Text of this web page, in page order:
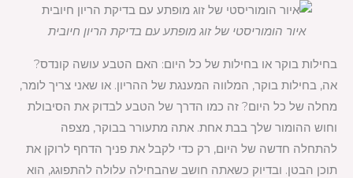
איור הומוריסטי של זוג מופתע עם בדיקת הריון חיובית
בחילות בוקר או בחילות של כל היום: האם הטבע עושה קונדס?
אה, בחילות בוקר, המלווה המענגת של ההריון. או שאני צריך לומר,
מחלה של כל היום? זה כמו הדרך של הטבע לבדוק את הסיבולת
וחוש ההומור שלך בבת אחת. אתה מתעורר בבוקר, מצפה
להתחלה חדשה של היום, רק כדי לקבל את פניך הדחף לרוקן את
תוכן הבטן. ובדיוק כשאתה חושב שהבחילה עלולה להתפוגג, הוא